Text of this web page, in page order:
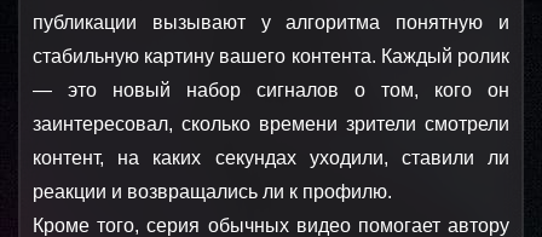
публикации вызывают у алгоритма понятную и
стабильную картину вашего контента. Каждый ролик
— это новый набор сигналов о том, кого он
заинтересовал, сколько времени зрители смотрели
контент, на каких секундах уходили, ставили ли
реакции и возвращались ли к профилю.
Кроме того, серия обычных видео помогает автору